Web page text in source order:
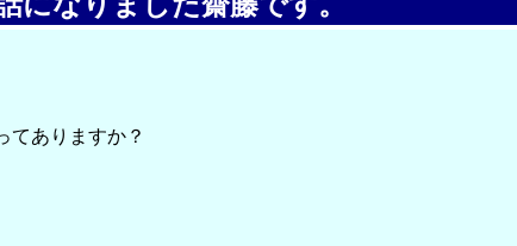
てありますか？